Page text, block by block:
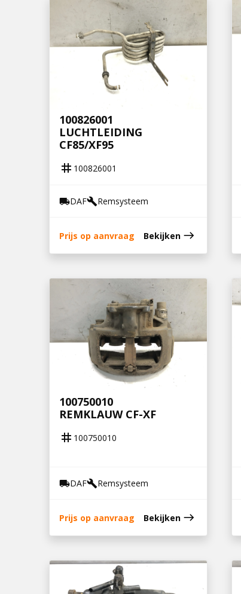
100826001
LUCHTLEIDING
CF85/XF95
tag 100826001
local_shippingDAFbuildRemsysteem
Prijs op aanvraag Bekijken east
100750010
REMKLAUW CF-XF
tag 100750010
local_shippingDAFbuildRemsysteem
Prijs op aanvraag Bekijken east